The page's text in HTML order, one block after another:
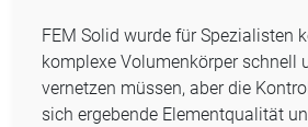
FEM Solid wurde für Spezialisten
komplexe Volumenkörper schnell
vernetzen müssen, aber die
sich ergebende Elementqualität